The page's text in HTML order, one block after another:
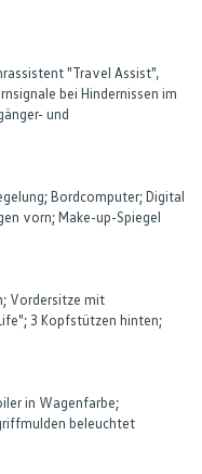
"Travel Assist",
bei Hindernissen im
und
Bordcomputer; Digital
vorn; Make-up-Spiegel
Vordersitze mit
3 Kopfstützen hinten;
in Wagenfarbe;
beleuchtet